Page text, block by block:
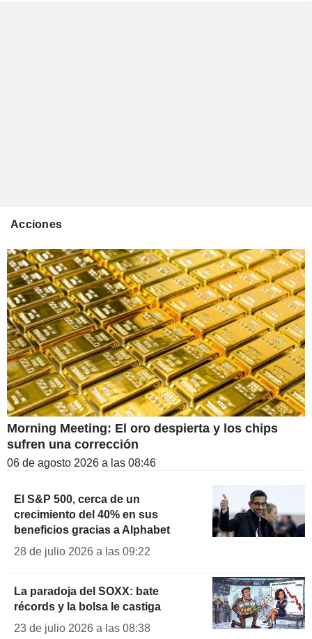
Acciones
Morning Meeting: El oro despierta y los chips
sufren una corrección
06 de agosto 2026 a las 08:46
El S&P 500, cerca de un
crecimiento del 40% en sus
beneficios gracias a Alphabet
28 de julio 2026 a las 09:22
La paradoja del SOXX: bate
récords y la bolsa le castiga
23 de julio 2026 a las 08:38